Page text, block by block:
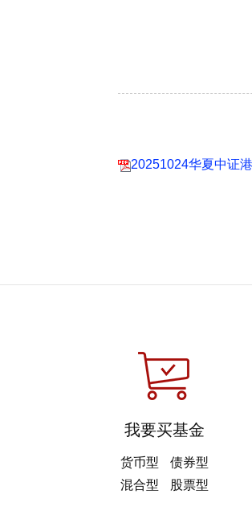
20251024华夏中证
我要买基金
货币型
债券型
混合型
股票型